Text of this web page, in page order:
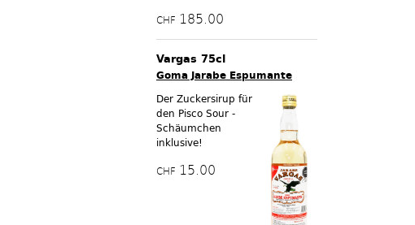
CHF 185.00
Vargas 75cl
Goma Jarabe Espumante
Der Zuckersirup für
den Pisco Sour -
Schäumchen
inklusive!
CHF 15.00